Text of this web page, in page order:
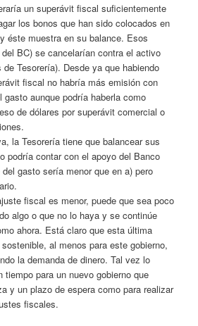
un superávit fiscal suficientemente
los bonos que han sido colocados en
éste muestra en su balance. Esos
BC) se cancelarían contra el activo
Tesorería). Desde ya que habiendo
fiscal no habría más emisión con
gasto aunque podría haberla como
de dólares por superávit comercial o
la Tesorería tiene que balancear sus
podría contar con el apoyo del Banco
gasto sería menor que en a) pero
fiscal es menor, puede que sea poco
algo o que no lo haya y se continúe
ahora. Está claro que esta última
al menos para este gobierno,
la demanda de dinero. Tal vez lo
tiempo para un nuevo gobierno que
y un plazo de espera como para realizar
fiscales.